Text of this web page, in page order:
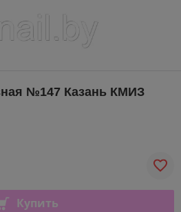
№147 Казань КМИЗ
Купить